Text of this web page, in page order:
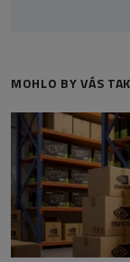
MOHLO BY VÁS